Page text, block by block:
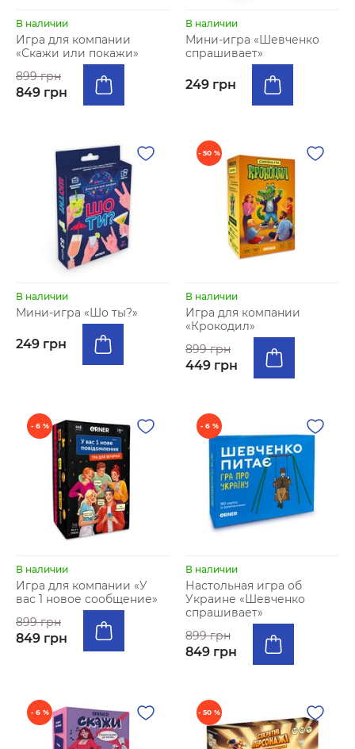
В наличии
Игра для компании
«Скажи или покажи»
899 грн
849 грн
В наличии
Мини-игра «Шевченко
спрашивает»
249 грн
В наличии
Мини-игра «Шо ты?»
249 грн
- 50 %
В наличии
Игра для компании
«Крокодил»
899 грн
449 грн
- 6 %
В наличии
Игра для компании «У
вас 1 новое сообщение»
899 грн
849 грн
- 6 %
В наличии
Настольная игра об
Украине «Шевченко
спрашивает»
899 грн
849 грн
- 6 % - 50 %